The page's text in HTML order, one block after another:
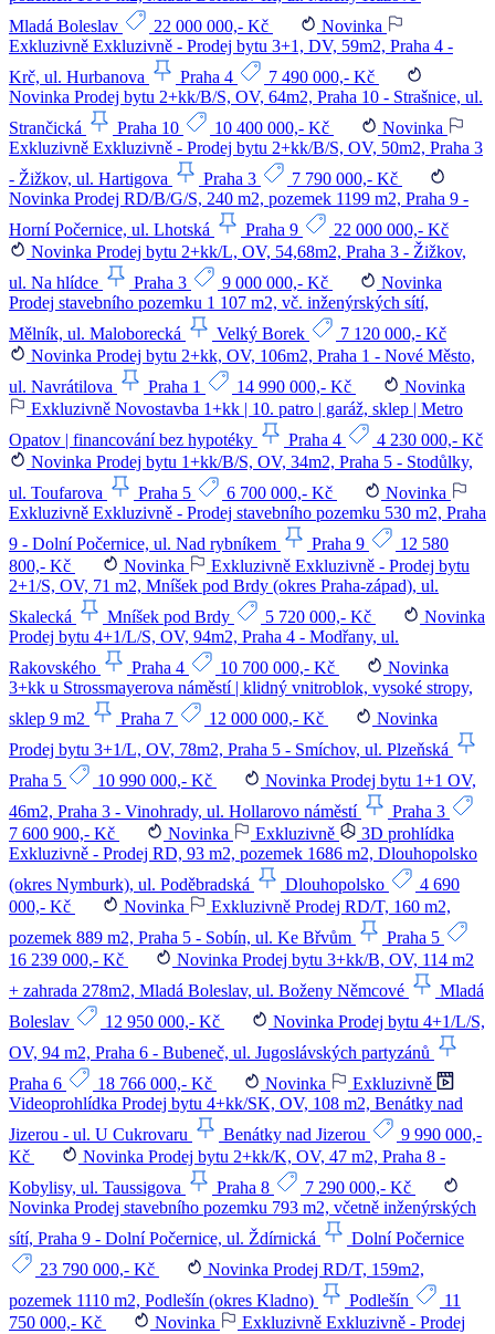
Mladá Boleslav
22 000 000,- Kč
Novinka
Exkluzivně Exkluzivně - Prodej bytu 3+1, DV, 59m2, Praha 4 -
Krč, ul. Hurbanova
Praha 4
7 490 000,- Kč
Novinka Prodej bytu 2+kk/B/S, OV, 64m2, Praha 10 - Strašnice, ul.
Strančická
Praha 10 10 400 000,- Kč
Novinka
Exkluzivně Exkluzivně - Prodej bytu 2+kk/B/S, OV, 50m2, Praha 3
- Žižkov, ul. Hartigova
Praha 3
7 790 000,- Kč
Novinka Prodej RD/B/G/S, 240 m2, pozemek 1199 m2, Praha 9 -
Horní Počernice, ul. Lhotská
Praha 9
22 000 000,- Kč
Novinka Prodej bytu 2+kk/L, OV, 54,68m2, Praha 3 - Žižkov,
ul. Na hlídce
Praha 3 9 000 000,- Kč
Novinka
Prodej stavebního pozemku 1 107 m2, vč. inženýrských sítí,
Mělník, ul. Maloborecká
Velký Borek
7 120 000,- Kč
Novinka Prodej bytu 2+kk, OV, 106m2, Praha 1 - Nové Město,
ul. Navrátilova
Praha 1 14 990 000,- Kč
Novinka
Exkluzivně Novostavba 1+kk | 10. patro | garáž, sklep | Metro
Opatov | financování bez hypotéky
Praha 4
4 230 000,- Kč
Novinka Prodej bytu 1+kk/B/S, OV, 34m2, Praha 5 - Stodůlky,
ul. Toufarova
Praha 5 6 700 000,- Kč
Novinka
Exkluzivně Exkluzivně - Prodej stavebního pozemku 530 m2, Praha
9 - Dolní Počernice, ul. Nad rybníkem
Praha 9
12 580
800,- Kč
Novinka Exkluzivně Exkluzivně - Prodej bytu
2+1/S, OV, 71 m2, Mníšek pod Brdy (okres Praha-západ), ul.
Skalecká
Mníšek pod Brdy 5 720 000,- Kč
Novinka
Prodej bytu 4+1/L/S, OV, 94m2, Praha 4 - Modřany, ul.
Rakovského
Praha 4 10 700 000,- Kč
Novinka
3+kk u Strossmayerova náměstí | klidný vnitroblok, vysoké stropy,
sklep 9 m2
Praha 7 12 000 000,- Kč
Novinka
Prodej bytu 3+1/L, OV, 78m2, Praha 5 - Smíchov, ul. Plzeňská
Praha 5
10 990 000,- Kč Novinka Prodej bytu 1+1 OV,
46m2, Praha 3 - Vinohrady, ul. Hollarovo náměstí
Praha 3
7 600 900,- Kč
Novinka Exkluzivně
3D prohlídka
Exkluzivně - Prodej RD, 93 m2, pozemek 1686 m2, Dlouhopolsko
(okres Nymburk), ul. Poděbradská
Dlouhopolsko
4 690
000,- Kč
Novinka Exkluzivně Prodej RD/T, 160 m2,
pozemek 889 m2, Praha 5 - Sobín, ul. Ke Břvům
Praha 5
16 239 000,- Kč
Novinka Prodej bytu 3+kk/B, OV, 114 m2
+ zahrada 278m2, Mladá Boleslav, ul. Boženy Němcové
Mladá
Boleslav
12 950 000,- Kč Novinka Prodej bytu 4+1/L/S,
OV, 94 m2, Praha 6 - Bubeneč, ul. Jugoslávských partyzánů
Praha 6
18 766 000,- Kč Novinka
Exkluzivně
Videoprohlídka Prodej bytu 4+kk/SK, OV, 108 m2, Benátky nad
Jizerou - ul. U Cukrovaru
Benátky nad Jizerou
9 990 000,-
Kč
Novinka Prodej bytu 2+kk/K, OV, 47 m2, Praha 8 -
Kobylisy, ul. Taussigova
Praha 8
7 290 000,- Kč
Novinka Prodej stavebního pozemku 793 m2, včetně inženýrských
sítí, Praha 9 - Dolní Počernice, ul. Ždírnická
Dolní Počernice
23 790 000,- Kč
Novinka Prodej RD/T, 159m2,
pozemek 1110 m2, Podlešín (okres Kladno)
Podlešín
11
750 000,- Kč
Novinka Exkluzivně Exkluzivně - Prodej